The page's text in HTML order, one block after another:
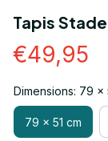
Tapis
€49,95
Dimensions: 79 x
79 x 51 cm